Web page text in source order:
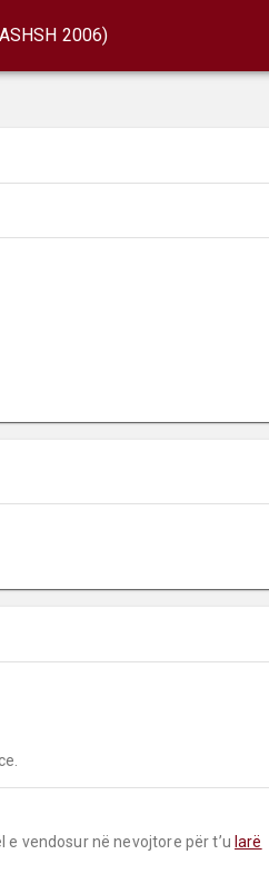
2006)
e vendosur në nevojtore për t’u larë